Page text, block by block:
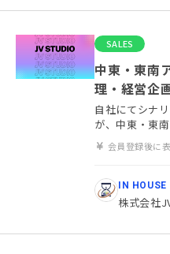
SALES
中東・東南
理・経営企
自社にてシナ
が、中東・東
会員登録後に
IN HOUSE
株式会社